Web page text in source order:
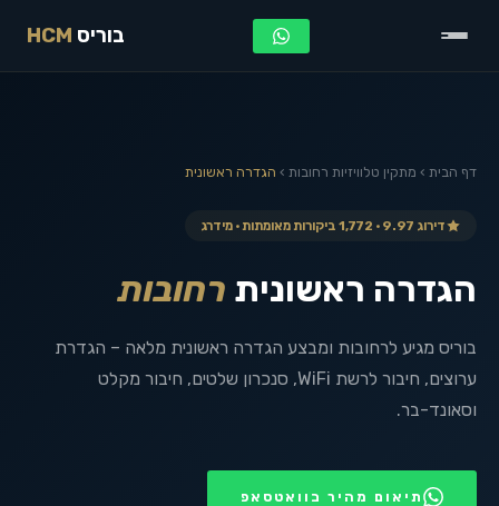
בוריס HCM
דף הבית › מתקין טלוויזיות רחובות › הגדרה ראשונית
דירוג 9.97 · 1,772 ביקורות מאומתות · מידרג
הגדרה ראשונית רחובות
בוריס מגיע לרחובות ומבצע הגדרה ראשונית מלאה – הגדרת
ערוצים, חיבור לרשת WiFi, סנכרון שלטים, חיבור מקלט
וסאונד-בר.
תיאום מהיר בוואטסאפ